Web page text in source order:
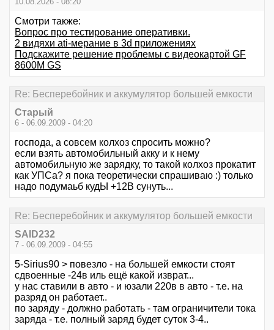
Смотри также:
Вопрос про тестирование оперативки.
2 видяхи ati-мерание в 3d приложениях
Подскажите решение проблемы с видеокартой GF
8600M GS
Re: Бесперебойник и аккумулятор большей емкости
Старый
6 - 06.09.2009 - 04:20
господа, а совсем колхоз спросить можно?
если взять автомобильный акку и к нему
автомобильную же зарядку, то такой колхоз прокатит
как УПСа? я пока теоретически спрашиваю :) только
надо подумаьб кудЫ +12В сунуть...
Re: Бесперебойник и аккумулятор большей емкости
SAID232
7 - 06.09.2009 - 04:55
5-Sirius90 > повезло - на большей емкости стоят
сдвоенные -24в иль ещё какой изврат...
у нас ставили в авто - и юзали 220в в авто - т.е. на
разряд он работает..
по заряду - должно работать - там ограничители тока
заряда - т.е. полный заряд будет суток 3-4..